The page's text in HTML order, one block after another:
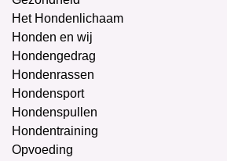
Het Hondenlichaam
Honden en wij
Hondengedrag
Hondenrassen
Hondensport
Hondenspullen
Hondentraining
Opvoeding